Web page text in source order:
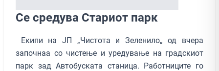
Се средува Стариот парк
Екипи на ЈП „Чистота и Зеленило„ од вчера
започнаа со чистење и уредување на градскиот
парк зад Автобуската станица. Работниците го